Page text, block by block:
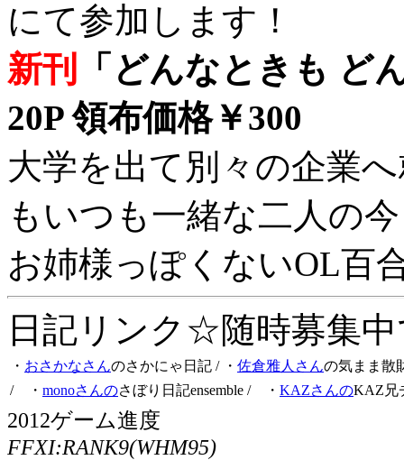
にて参加します！
新刊
「どんなときも ど
20P 領布価格￥300
大学を出て別々の企業
もいつも一緒な二人の
お姉様っぽくないOL百
日記リンク☆随時募集
・ おさかなさんのさかにゃ日記 / ・ 佐倉雅人さんの気まま散
/ ・ monoさんのさぼり日記ensemble / ・ KAZさんのKAZ兄
2012ゲーム進度
FFXI:RANK9(WHM95)